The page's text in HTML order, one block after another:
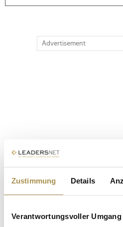
Zustimmung Details
Verantwortungsvoller
Advertisement